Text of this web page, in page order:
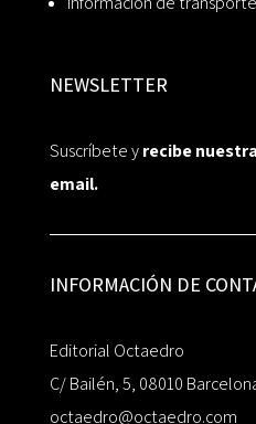
NEWSLETTER
Suscríbete yrecibe
email.
INFORMACIÓN DE
Editorial Octaedro
C/ Bailén, 5, 08010
octaedro@octaedro.com